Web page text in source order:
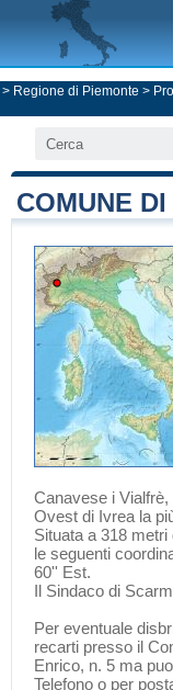
> Regione di Piemonte >
COMUNE
Canavese i Vialfrè,
Ovest di Ivrea la
Situata a 318
le seguenti
60'' Est.
Il Sindaco di
Per eventuale
recarti presso il
Enrico, n. 5 ma
Telefono o per